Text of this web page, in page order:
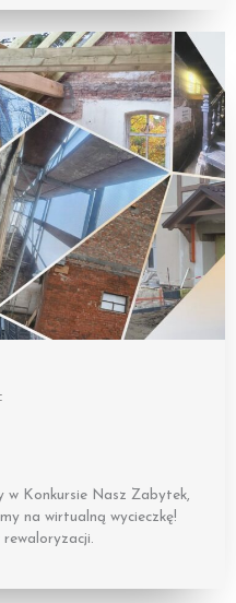
w Konkursie Nasz Zabytek,
na wirtualną wycieczkę!